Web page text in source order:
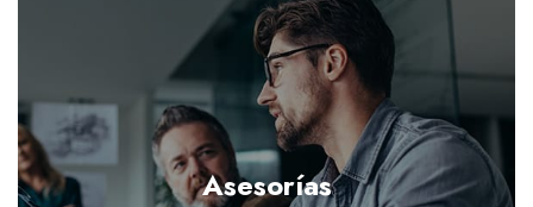
Asesorías